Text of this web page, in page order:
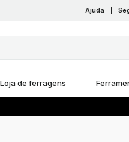
Ajuda
Loja de ferragens